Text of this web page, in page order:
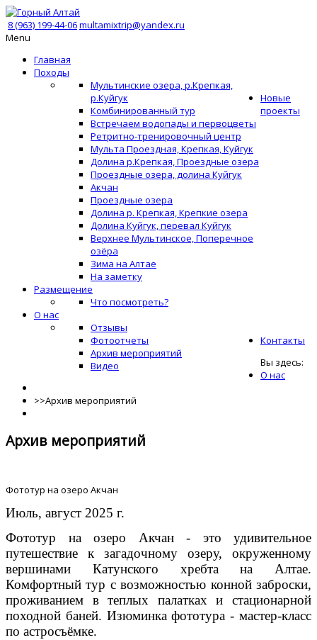
8 (963) 199-44-06multamixtrip@yandex.ru
Menu
Главная
Походы
Мультинские озера, р.Крепкая,
р.Куйгук
Комбинированный тур
Встречаем водопады и первоцветы
Ретритно-тренировочный центр
Мульта Проездная, Крепкая, Куйгук
Долина р.Крепкая, Проездные озера
Проездные озера, долина Куйгук
Акчан
Проездные озера
Долина р. Крепкая, Крепкие озера
Долина Куйгук, перевал Куйгук
Верхнее Мультинское, Поперечное
озёра
Зима на Алтае
На заметку
Новые
проекты
Размещение
Что посмотреть?
О нас
Отзывы
Фотоотчеты
Архив мероприятий
Видео
Контакты
Вы здесь:
О нас
>>Архив мероприятий
Архив мероприятий
Фототур на озеро Акчан
Июль, август 2025 г.
Фототур на озеро Акчан - это удивительное
путешествие к загадочному озеру, окруженному
вершинами Катунского хребта на Алтае.
Комфортный тур с возможностью конной заброски,
проживанием в теплых палатках и стационарной
походной баней. Изюминка фототура - мастер-класс
по астросъёмке.